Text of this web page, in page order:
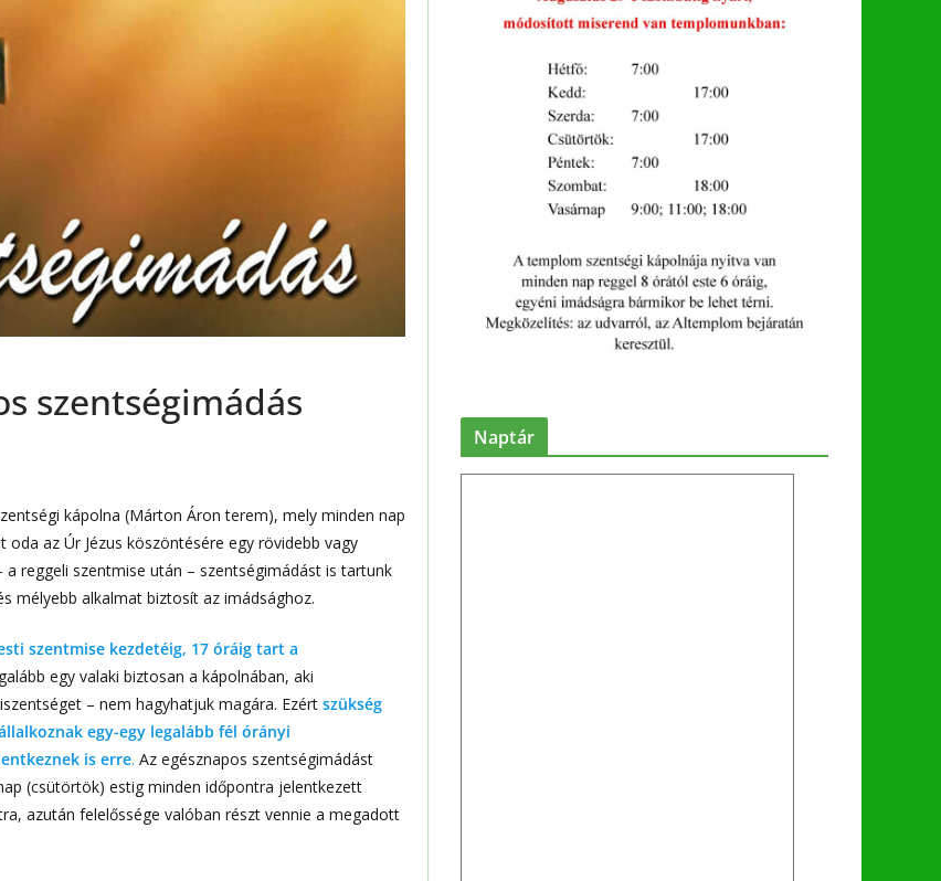
szentségimádás
kápolna (Márton Áron terem), mely minden nap
az Úr Jézus köszöntésére egy rövidebb vagy
reggeli szentmise után – szentségimádást is tartunk
mélyebb alkalmat biztosít az imádsághoz.
szentmise kezdetéig, 17 óráig tart a
egy valaki biztosan a kápolnában, aki
– nem hagyhatjuk magára. Ezért szükség
egy-egy legalább fél órányi
is erre. Az egésznapos szentségimádást
(csütörtök) estig minden időpontra jelentkezett
azután felelőssége valóban részt vennie a megadott
Naptár